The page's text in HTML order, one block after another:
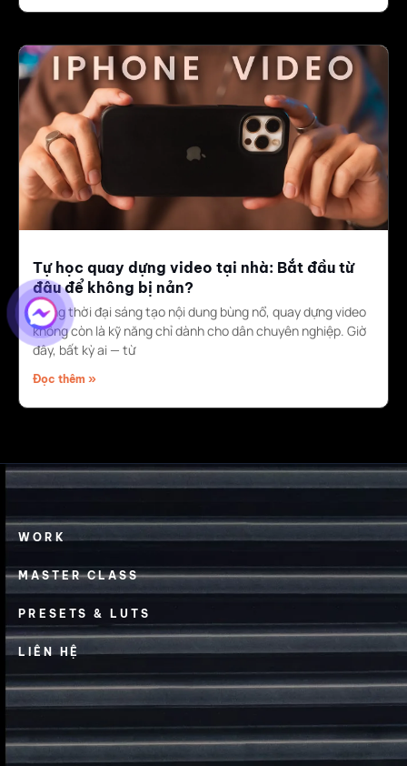
Tự học quay dựng video tại nhà: Bắt đầu từ
đâu để không bị nản?
Trong thời đại sáng tạo nội dung bùng nổ, quay dựng video
không còn là kỹ năng chỉ dành cho dân chuyên nghiệp. Giờ
đây, bất kỳ ai — từ
Đọc thêm »
WORK
MASTER CLASS
PRESETS & LUTS
LIÊN HỆ